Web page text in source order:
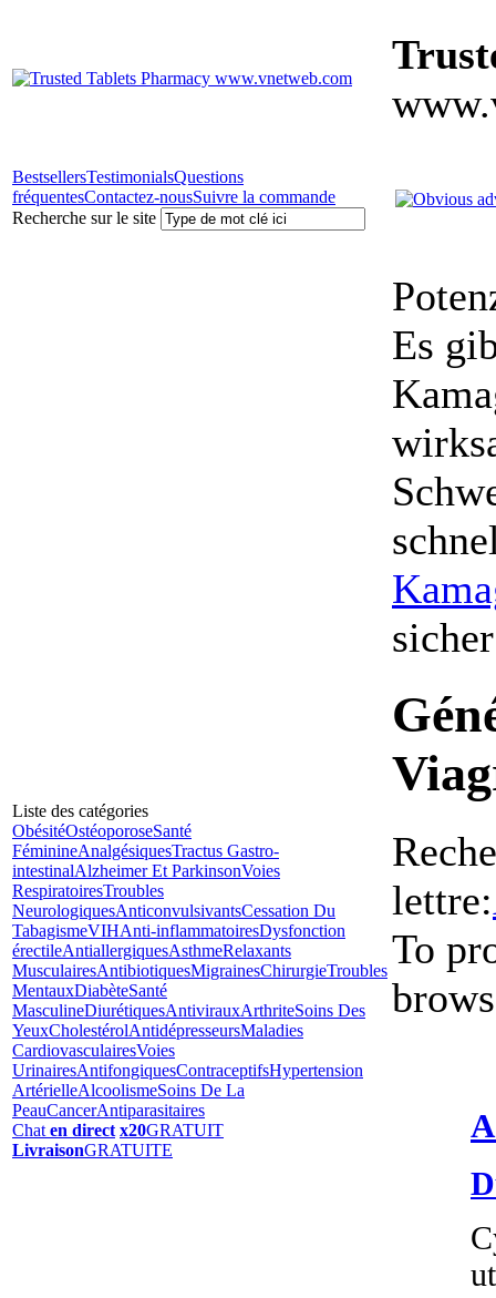
BestsellersTestimonialsQuestions
fréquentesContactez-nousSuivre la commande
Recherche sur le site
Liste des catégories
ObésitéOstéoporoseSanté
FéminineAnalgésiquesTractus Gastro-
intestinalAlzheimer Et ParkinsonVoies
RespiratoiresTroubles
NeurologiquesAnticonvulsivantsCessation Du
TabagismeVIHAnti-inflammatoiresDysfonction
érectileAntiallergiquesAsthmeRelaxants
MusculairesAntibiotiquesMigrainesChirurgieTroubles
MentauxDiabèteSanté
MasculineDiurétiquesAntivirauxArthriteSoins Des
YeuxCholestérolAntidépresseursMaladies
CardiovasculairesVoies
UrinairesAntifongiquesContraceptifsHypertension
ArtérielleAlcoolismeSoins De La
PeauCancerAntiparasitaires
Chat en direct x20GRATUIT
LivraisonGRATUITE
Es
lettre:
To